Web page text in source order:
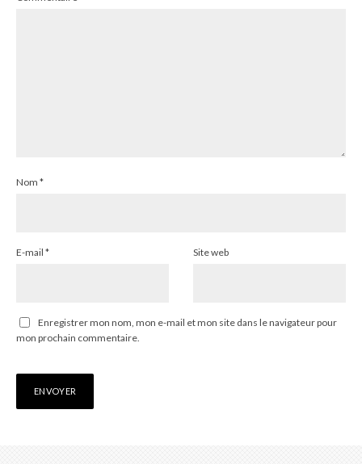
Nom *
E-mail * Site web
Enregistrer mon nom, mon e-mail et mon site dans le navigateur pour
mon prochain commentaire.